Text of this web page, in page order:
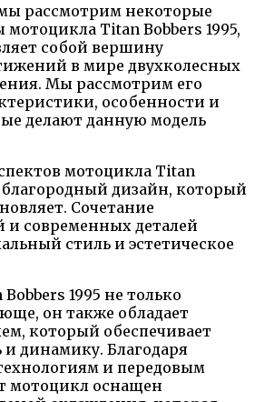
рассмотрим некоторые
Titan Bobbers 1995,
собой вершину
в мире двухколесных
Мы рассмотрим его
особенности и
делают данную модель
мотоцикла Titan
благородный дизайн, который
Сочетание
и современных деталей
стиль и эстетическое
1995 не только
он также обладает
который обеспечивает
динамику. Благодаря
и передовым
мотоцикл оснащен